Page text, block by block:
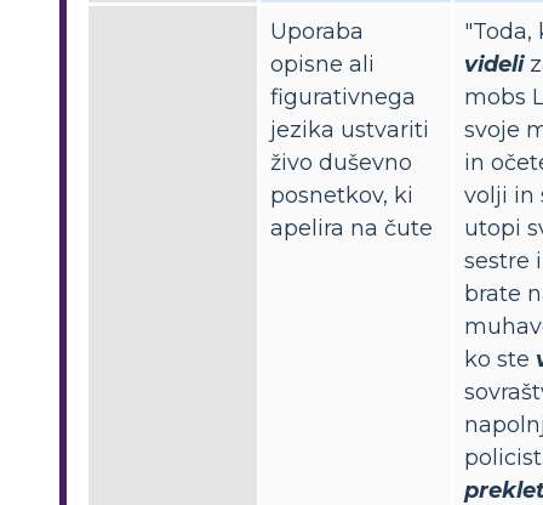
Uporaba
opisne ali
figurativnega
jezika ustvariti
živo duševno
posnetkov, ki
apelira na čute
"Toda,
videli
mobs
svoje
in
volji in
utopi
sestre
brate
ko ste